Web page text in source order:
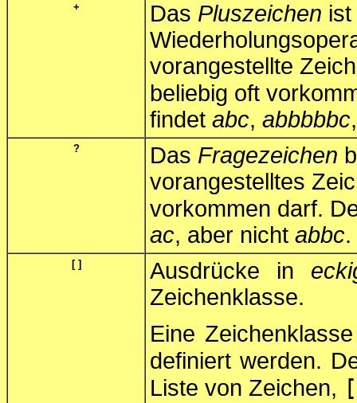
+ Das Pluszeichen
vorangestellte
beliebig oft
findet abc, abbbbbc
? Das Fragezeichen
vorangestelltes
vorkommen darf.
ac, aber nicht abbc.
[ ] Ausdrücke in
Zeichenklasse.
Eine
definiert werden.
Liste von Zeichen,